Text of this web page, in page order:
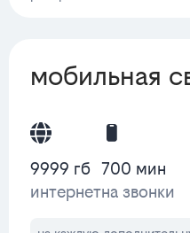
мобильная
9999 гб
интернет
700 мин
на звонки